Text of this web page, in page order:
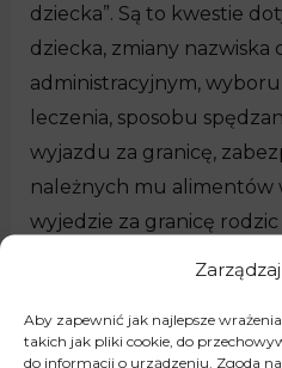
Aby zapewnić jak najlepsze
takich jak pliki cookie, do
do informacji o urządzeniu. Zgoda
dziecka”. Są to kwestie
dziecka, zmiany nazwiska
administracyjnym, wyboru
leczenia, sposobu
wyjazdu za granicę,
należnych mu alimentów
wyjedzie za granicę
Wniosek o